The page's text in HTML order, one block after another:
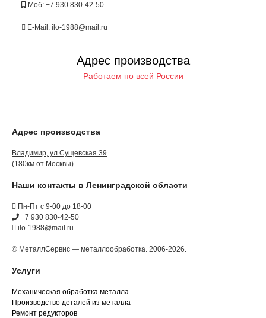
Моб: +7 930 830-42-50
E-Mail: ilo-1988@mail.ru
Адрес производства
Работаем по всей России
Адрес производства
Владимир, ул.Сущевская 39
(180км от Москвы)
Наши контакты в Ленинградской области
Пн-Пт с 9-00 до 18-00
+7 930 830-42-50
ilo-1988@mail.ru
© МеталлСервис — металлообработка. 2006-2026.
Услуги
Механическая обработка металла
Производство деталей из металла
Ремонт редукторов